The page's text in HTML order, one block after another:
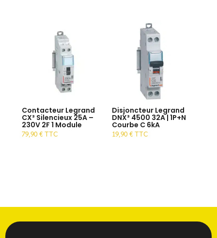
Contacteur Legrand
CX³ Silencieux 25A –
230V 2F 1 Module
79,90€TTC
Disjoncteur Legrand
DNX³ 4500 32A | 1P+N
Courbe C 6kA
19,90€TTC